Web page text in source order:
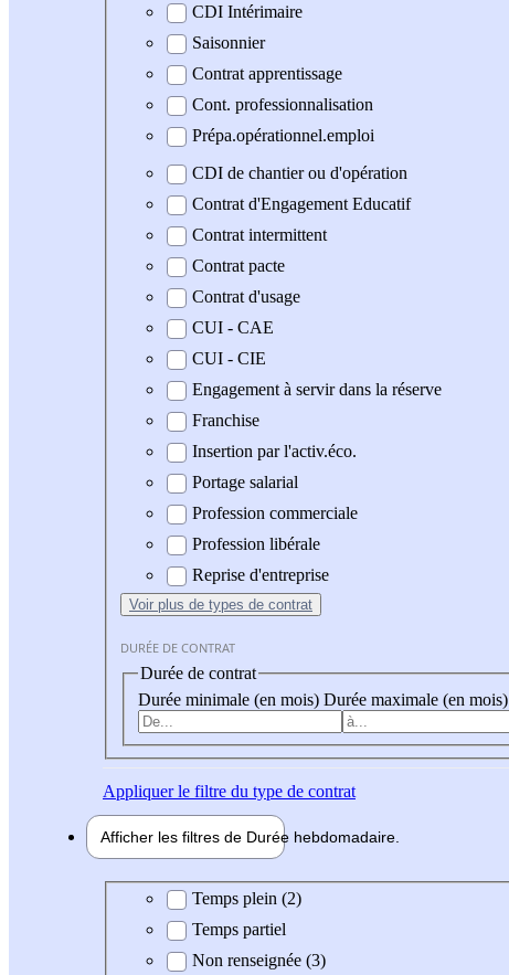
CDI Intérimaire
Saisonnier
Contrat apprentissage
Cont. professionnalisation
Prépa.opérationnel.emploi
CDI de chantier ou d'opération
Contrat d'Engagement Educatif
Contrat intermittent
Contrat pacte
Contrat d'usage
CUI - CAE
CUI - CIE
Engagement à servir dans la réserve
Franchise
Insertion par l'activ.éco.
Portage salarial
Profession commerciale
Profession libérale
Reprise d'entreprise
Voir plus de types de contrat
DURÉE DE CONTRAT
Durée de contrat
Durée minimale (en mois) Durée maximale (en mois)
Appliquerle filtre du type de contrat
Afficher les filtres de Durée hebdomadaire
Durée hebdomadaire
Temps plein (2)
Temps partiel
Non renseignée (3)